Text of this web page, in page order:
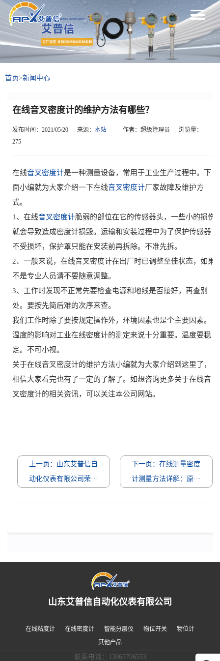
首页>新闻中心
在线音叉密度计的维护方法有哪些？
发布时间：2021/05/20 来源： 本站 作者：超级管理员
浏览量：
275
在线音叉密度计是一种测量设备，常用于工业生产过程中。下
面小编就为大家介绍一下在线音叉密度计厂家故障及维护方
式。
1、在线音叉密度计脆弱的部位在它的传感器头，一些小的损伤
就会导致造成密度计损毁。运输和安装过程中为了保护传感器
不受损坏，保护罩只能在安装前再拆除。不准先拆。
2、一般来说，在线音叉密度计在出厂时已调整至佳状态，如果
不是专业人员请不要随意调整。
3、工作时发现不正常先要检查电源和地线是否接好，再查别
处。要按先简后难的次序来查。
我们工作时除了要按规定操作外，环境因素也是个主要因素。
温度的影响对工业在线密度计的测定来说十分重要。温度要稳
定。不可小视。
关于在线音叉密度计的维护方法小编就为大家介绍到这里了，
相信大家看完也有了一定的了解了。如想咨询更多关于在线音
叉密度计的相关资讯，可以关注本公司网站。
上一页：山东艾普信自
动化仪表有限公司荣···
下一页：在线测量密度
计测量方法详解：原···
山东艾普信自动化仪表有限公司
在线粘度计 在线密度计 智能分层仪 物位开关
物位计
其他产品
联系电话：13863706553